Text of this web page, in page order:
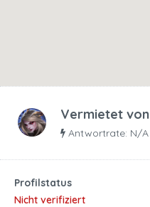
Vermietet von
Antwortrate: N/A
Profilstatus
Nicht verifiziert